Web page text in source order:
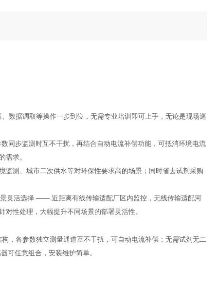
数据调取等操作一步到位，无需专业培训即可上手，无论是现场巡
同步监测时互不干扰，再结合自动电流补偿功能，可抵消环境电流
需求。
测、城市二次供水等对环保性要求高的场景；同时省去试剂采购
灵活选择 —— 近距离有线传输适配厂区内监控，无线传输适配河
性处理，大幅提升不同场景的部署灵活性。
，各参数独立测量通道互不干扰，可自动电流补偿；无需试剂无二
可任意组合，安装维护简单。